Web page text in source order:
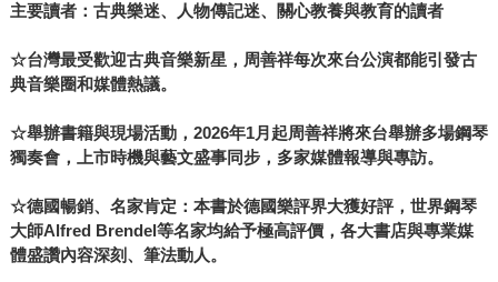
主要讀者：古典樂迷、人物傳記迷、關心教養與教育的讀者
☆台灣最受歡迎古典音樂新星，周善祥每次來台公演都能引發古
典音樂圈和媒體熱議。
☆舉辦書籍與現場活動，2026年1月起周善祥將來台舉辦多場鋼琴
獨奏會，上市時機與藝文盛事同步，多家媒體報導與專訪。
☆德國暢銷、名家肯定：本書於德國樂評界大獲好評，世界鋼琴
大師Alfred Brendel等名家均給予極高評價，各大書店與專業媒
體盛讚內容深刻、筆法動人。